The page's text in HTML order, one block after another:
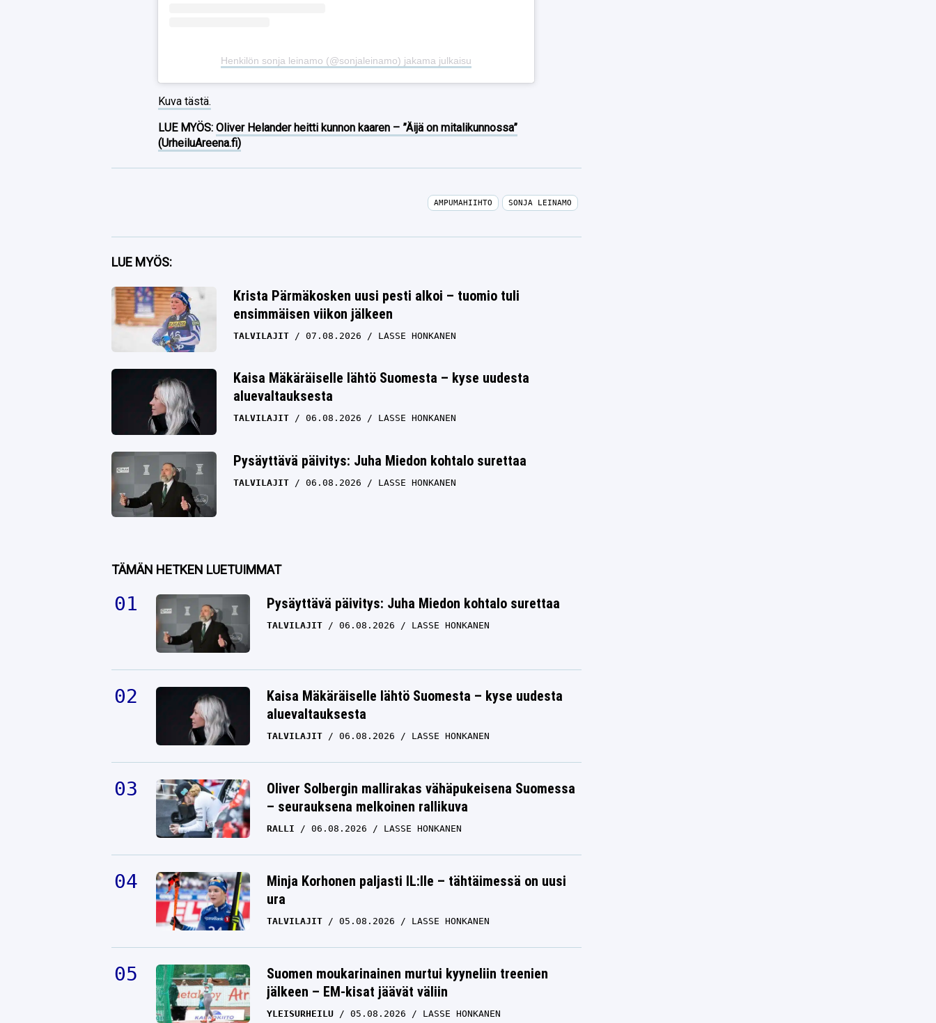
Henkilön sonja leinamo (@sonjaleinamo) jakama julkaisu
Kuva tästä.
LUE MYÖS:Oliver Helander heitti kunnon kaaren – ”Äijä on mitalikunnossa”
(UrheiluAreena.fi)
Facebook
Twitter
Whatsapp
AMPUMAHIIHTO SONJA LEINAMO
LUE MYÖS:
Krista Pärmäkosken uusi pesti alkoi – tuomio tuli
ensimmäisen viikon jälkeen
TALVILAJIT 07.08.2026 LASSE HONKANEN
Kaisa Mäkäräiselle lähtö Suomesta – kyse uudesta
aluevaltauksesta
TALVILAJIT 06.08.2026 LASSE HONKANEN
Pysäyttävä päivitys: Juha Miedon kohtalo surettaa
TALVILAJIT 06.08.2026 LASSE HONKANEN
TÄMÄN HETKEN LUETUIMMAT
Pysäyttävä päivitys: Juha Miedon kohtalo surettaa
TALVILAJIT 06.08.2026 LASSE HONKANEN
Kaisa Mäkäräiselle lähtö Suomesta – kyse uudesta
aluevaltauksesta
TALVILAJIT 06.08.2026 LASSE HONKANEN
Oliver Solbergin mallirakas vähäpukeisena Suomessa
– seurauksena melkoinen rallikuva
RALLI 06.08.2026 LASSE HONKANEN
Minja Korhonen paljasti IL:lle – tähtäimessä on uusi
ura
TALVILAJIT 05.08.2026 LASSE HONKANEN
Suomen moukarinainen murtui kyyneliin treenien
jälkeen – EM-kisat jäävät väliin
YLEISURHEILU 05.08.2026 LASSE HONKANEN